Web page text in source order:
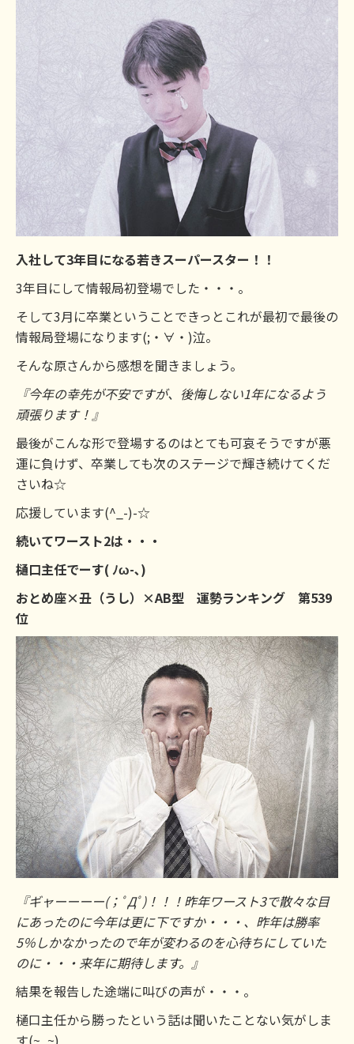
入社して3年目になる若きスーパースター！！
3年目にして情報局初登場でした・・・。
そして3月に卒業ということできっとこれが最初で最後の
情報局登場になります(;・∀・)泣。
そんな原さんから感想を聞きましょう。
『今年の幸先が不安ですが、後悔しない1年になるよう
頑張ります！』
最後がこんな形で登場するのはとても可哀そうですが悪
運に負けず、卒業しても次のステージで輝き続けてくだ
さいね☆
応援しています(^_-)-☆
続いてワースト2は・・・
樋口主任でーす( ﾉω-､)
おとめ座×丑（うし）×AB型 運勢ランキング 第539
位
『ギャーーーー(；ﾟДﾟ)！！！昨年ワースト3で散々な目
にあったのに今年は更に下ですか・・・、昨年は勝率
5％しかなかったので年が変わるのを心待ちにしていた
のに・・・来年に期待します。』
結果を報告した途端に叫びの声が・・・。
樋口主任から勝ったという話は聞いたことない気がしま